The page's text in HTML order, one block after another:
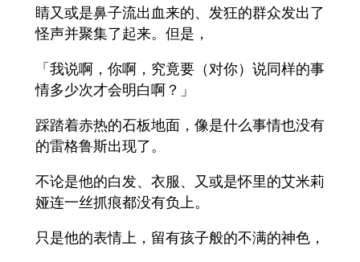
睛又或是鼻子流出血来的、发狂的群众发出了
怪声并聚集了起来。但是，
「我说啊，你啊，究竟要（对你）说同样的事
情多少次才会明白啊？」
踩踏着赤热的石板地面，像是什么事情也没有
的雷格鲁斯出现了。
不论是他的白发、衣服、又或是怀里的艾米莉
娅连一丝抓痕都没有负上。
只是他的表情上，留有孩子般的不满的神色，